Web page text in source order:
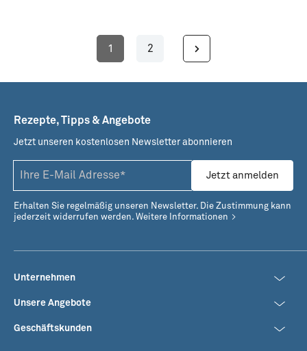
Seite
1
2
Unternehmen
Unsere Angebote
Geschäftskunden
Rezepte, Tipps & Angebote
Jetzt unseren kostenlosen Newsletter abonnieren
Jetzt anmelden
Erhalten Sie regelmäßig unseren Newsletter. Die Zustimmung kann
jederzeit widerrufen werden. Weitere Informationen